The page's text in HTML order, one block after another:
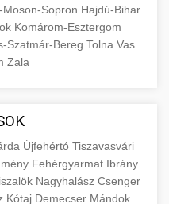
Megtekintése
autoritásának és
növeléséhez.
technikák.
szolgáltatás
és
+
az üzleti életben.
és szolgáltatási
gazdasági koncepciók
finanszírozási
és pénzügyi
Maradjon tájékozott
+
Moson-Sopron Hajdú-Bihar
Komárom-Esztergom
Szatmár-Bereg Tolna Vas
Zala
Újfehértó Tiszavasvári
Fehérgyarmat Ibrány
Nagyhalász Csenger
Kótaj Demecser Mándok